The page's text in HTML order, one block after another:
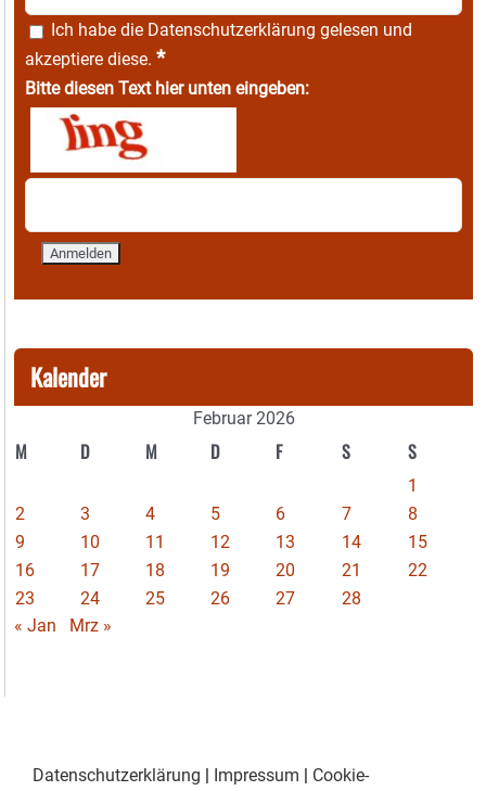
Ich habe die Datenschutzerklärung gelesen und
akzeptiere diese. *
Bitte diesen Text hier unten eingeben:
Kalender
Februar 2026
M D M D F S S
1
2
3 4 5 6 7
8
9
10 11 12 13 14
15
16
17 18 19 20 21
22
23
24 25 26 27
28
« Jan
Mrz »
Datenschutzerklärung Impressum
Cookie-